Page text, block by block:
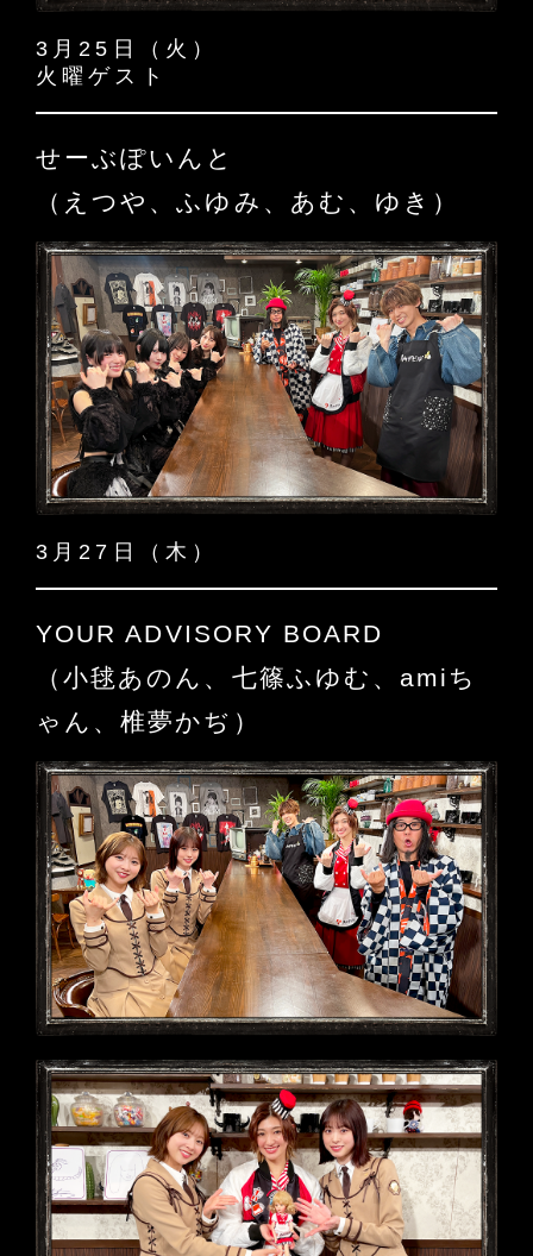
3月25日（火）
火曜ゲスト
せーぶぽいんと
（えつや、ふゆみ、あむ、ゆき）
3月27日（木）
YOUR ADVISORY BOARD
（小毬あのん、七篠ふゆむ、amiち
ゃん、椎夢かぢ）